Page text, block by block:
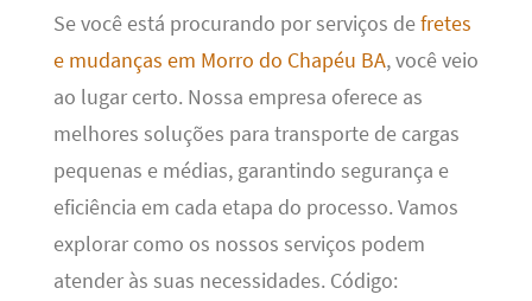
Se você está procurando por serviços defretes
e mudanças em Morro do Chapéu BA, você veio
ao lugar certo. Nossa empresa oferece as
melhores soluções para transporte de cargas
pequenas e médias, garantindo segurança e
eficiência em cada etapa do processo. Vamos
explorar como os nossos serviços podem
atender às suas necessidades. Código: